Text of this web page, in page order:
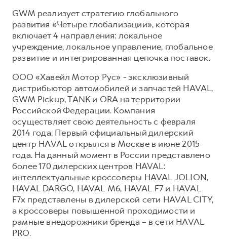
GWM реализует стратегию глобального
развития «Четыре глобализации», которая
включает 4 направления: локальное
учреждение, локальное управление, глобальное
развитие и интегрированная цепочка поставок.
ООО «Хавейл Мотор Рус» - эксклюзивный
дистрибьютор автомобилей и запчастей HAVAL,
GWM Pickup, TANK и ORA на территории
Российской Федерации. Компания
осуществляет свою деятельность с февраля
2014 года. Первый официальный дилерский
центр HAVAL открылся в Москве в июне 2015
года. На данный момент в России представлено
более 170 дилерских центров HAVAL:
интеллектуальные кроссоверы HAVAL JOLION,
HAVAL DARGO, HAVAL М6, HAVAL F7 и HAVAL
F7x представлены в дилерской сети HAVAL CITY,
а кроссоверы повышенной проходимости и
рамные внедорожники бренда – в сети HAVAL
PRO.